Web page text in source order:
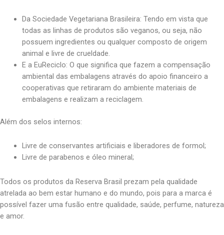
Da Sociedade Vegetariana Brasileira: Tendo em vista que
todas as linhas de produtos são veganos, ou seja, não
possuem ingredientes ou qualquer composto de origem
animal e livre de crueldade.
E a EuReciclo: O que significa que fazem a compensação
ambiental das embalagens através do apoio financeiro a
cooperativas que retiraram do ambiente materiais de
embalagens e realizam a reciclagem.
Além dos selos internos:
Livre de conservantes artificiais e liberadores de formol;
Livre de parabenos e óleo mineral;
Todos os produtos da Reserva Brasil prezam pela qualidade
atrelada ao bem estar humano e do mundo, pois para a marca é
possível fazer uma fusão entre qualidade, saúde, perfume, natureza
e amor.